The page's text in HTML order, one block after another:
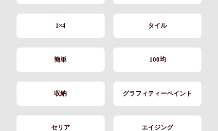
1×4 タイル
簡単 100均
収納 グラフィティーペイント
セリア エイジング